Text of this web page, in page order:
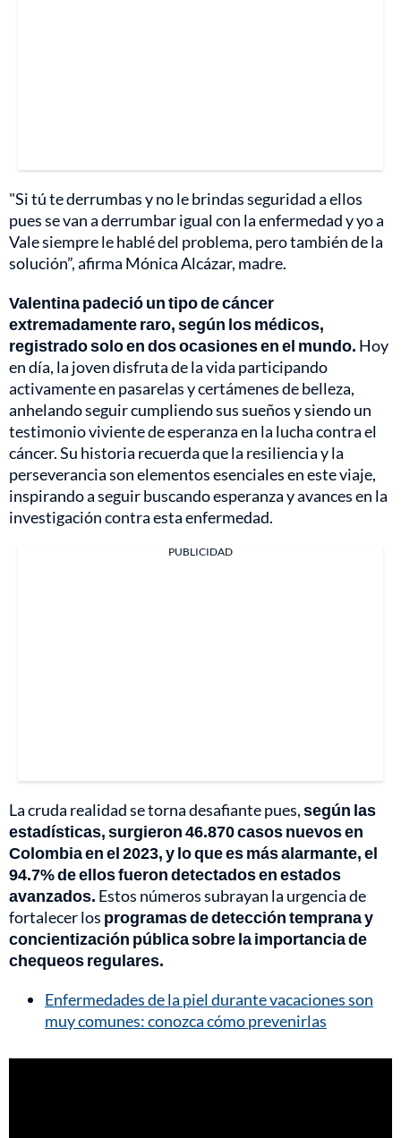
"Si tú te derrumbas y no le brindas seguridad a ellos
pues se van a derrumbar igual con la enfermedad y yo a
Vale siempre le hablé del problema, pero también de la
solución”, afirma Mónica Alcázar, madre.
Valentina padeció un tipo de cáncer
extremadamente raro, según los médicos,
registrado solo en dos ocasiones en el mundo. Hoy
en día, la joven disfruta de la vida participando
activamente en pasarelas y certámenes de belleza,
anhelando seguir cumpliendo sus sueños y siendo un
testimonio viviente de esperanza en la lucha contra el
cáncer. Su historia recuerda que la resiliencia y la
perseverancia son elementos esenciales en este viaje,
inspirando a seguir buscando esperanza y avances en la
investigación contra esta enfermedad.
PUBLICIDAD
La cruda realidad se torna desafiante pues,según las
estadísticas, surgieron 46.870 casos nuevos en
Colombia en el 2023, y lo que es más alarmante, el
94.7% de ellos fueron detectados en estados
avanzados. Estos números subrayan la urgencia de
fortalecer los programas de detección temprana y
concientización pública sobre la importancia de
chequeos regulares.
Enfermedades de la piel durante vacaciones son
muy comunes: conozca cómo prevenirlas